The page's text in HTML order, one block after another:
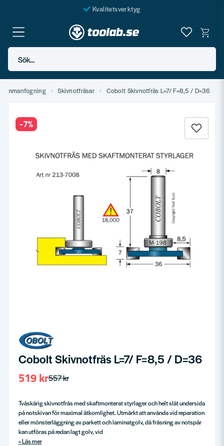
Kvalitetsverktyg
Fraktfritt över 999 SEK*
En järnhandel för alla
Sök...
Skivnotfräsar Cobolt Skivnotfräs L=7/ F=8,5 / D=36
-7%
Cobolt Skivnotfräs L=7/ F=8,5 / D=36
557 kr
519 kr
Tvåskärig skivnotfräs med skaftmonterat styrlager och helt slät undersida
på notskivan för maximal åtkomlighet. Utmärkt att använda vid reparation
eller mönsterläggning av parkett och laminatgolv, då fräsning av notspår
kan utföras på redan lagt golv, vid
Läs mer